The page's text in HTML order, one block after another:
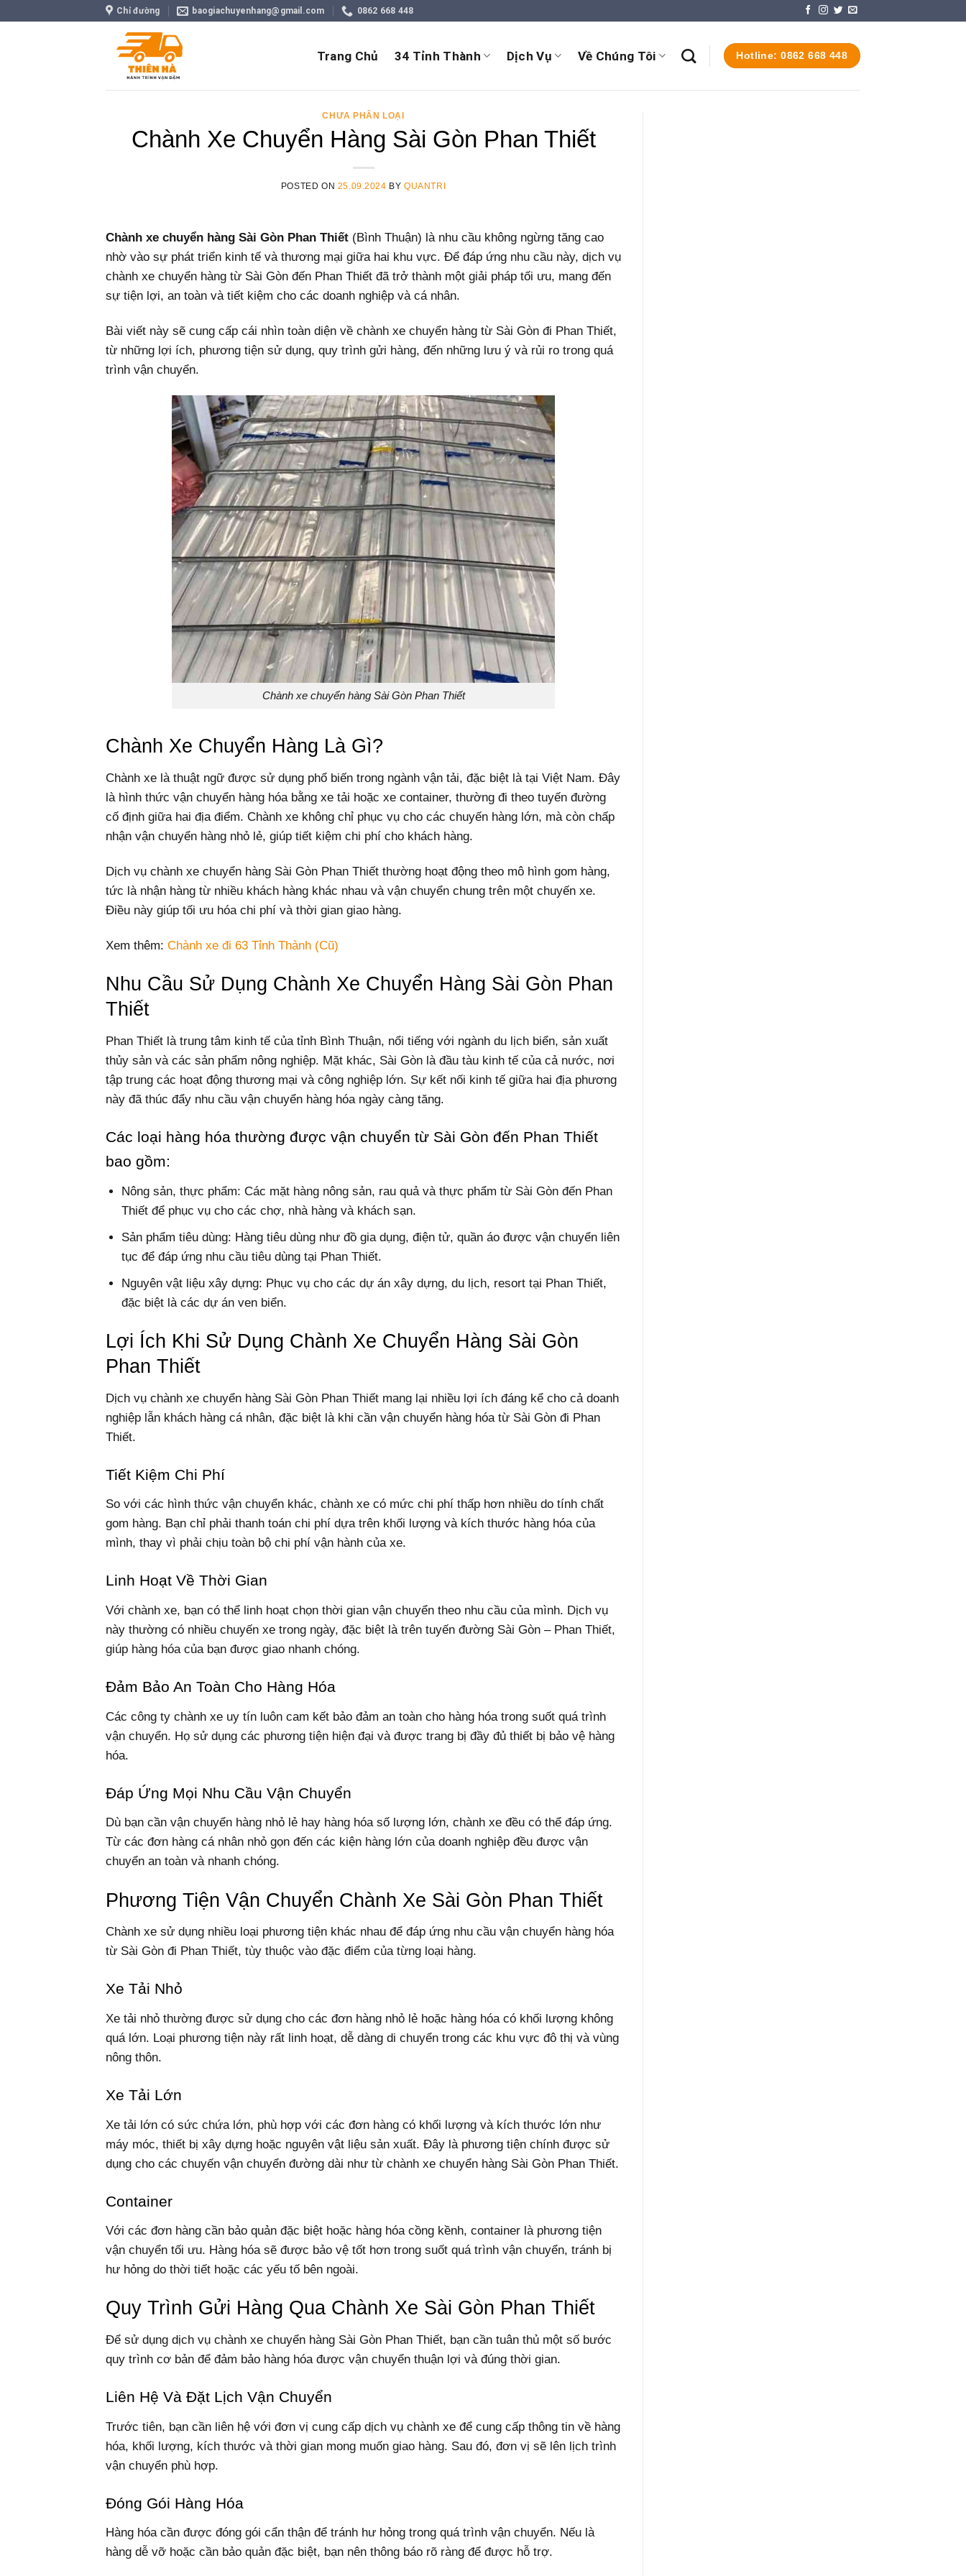
Chỉ đường baogiachuyenhang@gmail.com 0862 668 448
Trang Chủ 34 Tỉnh Thành Dịch Vụ Về Chúng Tôi Hotline: 0862 668 448
CHƯA PHÂN LOẠI
Chành Xe Chuyển Hàng Sài Gòn Phan Thiết
POSTED ON 25.09.2024 BYQUANTRI
Chành xe chuyển hàng Sài Gòn Phan Thiết (Bình Thuận) là nhu cầu không ngừng tăng cao
nhờ vào sự phát triển kinh tế và thương mại giữa hai khu vực. Để đáp ứng nhu cầu này, dịch vụ
chành xe chuyển hàng từ Sài Gòn đến Phan Thiết đã trở thành một giải pháp tối ưu, mang đến
sự tiện lợi, an toàn và tiết kiệm cho các doanh nghiệp và cá nhân.
Bài viết này sẽ cung cấp cái nhìn toàn diện về chành xe chuyển hàng từ Sài Gòn đi Phan Thiết,
từ những lợi ích, phương tiện sử dụng, quy trình gửi hàng, đến những lưu ý và rủi ro trong quá
trình vận chuyển.
Chành xe chuyển hàng Sài Gòn Phan Thiết
Chành Xe Chuyển Hàng Là Gì?
Chành xe là thuật ngữ được sử dụng phổ biến trong ngành vận tải, đặc biệt là tại Việt Nam. Đây
là hình thức vận chuyển hàng hóa bằng xe tải hoặc xe container, thường đi theo tuyến đường
cố định giữa hai địa điểm. Chành xe không chỉ phục vụ cho các chuyến hàng lớn, mà còn chấp
nhận vận chuyển hàng nhỏ lẻ, giúp tiết kiệm chi phí cho khách hàng.
Dịch vụ chành xe chuyển hàng Sài Gòn Phan Thiết thường hoạt động theo mô hình gom hàng,
tức là nhận hàng từ nhiều khách hàng khác nhau và vận chuyển chung trên một chuyến xe.
Điều này giúp tối ưu hóa chi phí và thời gian giao hàng.
Xem thêm: Chành xe đi 63 Tỉnh Thành (Cũ)
Nhu Cầu Sử Dụng Chành Xe Chuyển Hàng Sài Gòn Phan
Thiết
Phan Thiết là trung tâm kinh tế của tỉnh Bình Thuận, nổi tiếng với ngành du lịch biển, sản xuất
thủy sản và các sản phẩm nông nghiệp. Mặt khác, Sài Gòn là đầu tàu kinh tế của cả nước, nơi
tập trung các hoạt động thương mại và công nghiệp lớn. Sự kết nối kinh tế giữa hai địa phương
này đã thúc đẩy nhu cầu vận chuyển hàng hóa ngày càng tăng.
Các loại hàng hóa thường được vận chuyển từ Sài Gòn đến Phan Thiết
bao gồm:
Nông sản, thực phẩm: Các mặt hàng nông sản, rau quả và thực phẩm từ Sài Gòn đến Phan
Thiết để phục vụ cho các chợ, nhà hàng và khách sạn.
Sản phẩm tiêu dùng: Hàng tiêu dùng như đồ gia dụng, điện tử, quần áo được vận chuyển liên
tục để đáp ứng nhu cầu tiêu dùng tại Phan Thiết.
Nguyên vật liệu xây dựng: Phục vụ cho các dự án xây dựng, du lịch, resort tại Phan Thiết,
đặc biệt là các dự án ven biển.
Lợi Ích Khi Sử Dụng Chành Xe Chuyển Hàng Sài Gòn
Phan Thiết
Dịch vụ chành xe chuyển hàng Sài Gòn Phan Thiết mang lại nhiều lợi ích đáng kể cho cả doanh
nghiệp lẫn khách hàng cá nhân, đặc biệt là khi cần vận chuyển hàng hóa từ Sài Gòn đi Phan
Thiết.
Tiết Kiệm Chi Phí
So với các hình thức vận chuyển khác, chành xe có mức chi phí thấp hơn nhiều do tính chất
gom hàng. Bạn chỉ phải thanh toán chi phí dựa trên khối lượng và kích thước hàng hóa của
mình, thay vì phải chịu toàn bộ chi phí vận hành của xe.
Linh Hoạt Về Thời Gian
Với chành xe, bạn có thể linh hoạt chọn thời gian vận chuyển theo nhu cầu của mình. Dịch vụ
này thường có nhiều chuyến xe trong ngày, đặc biệt là trên tuyến đường Sài Gòn – Phan Thiết,
giúp hàng hóa của bạn được giao nhanh chóng.
Đảm Bảo An Toàn Cho Hàng Hóa
Các công ty chành xe uy tín luôn cam kết bảo đảm an toàn cho hàng hóa trong suốt quá trình
vận chuyển. Họ sử dụng các phương tiện hiện đại và được trang bị đầy đủ thiết bị bảo vệ hàng
hóa.
Đáp Ứng Mọi Nhu Cầu Vận Chuyển
Dù bạn cần vận chuyển hàng nhỏ lẻ hay hàng hóa số lượng lớn, chành xe đều có thể đáp ứng.
Từ các đơn hàng cá nhân nhỏ gọn đến các kiện hàng lớn của doanh nghiệp đều được vận
chuyển an toàn và nhanh chóng.
Phương Tiện Vận Chuyển Chành Xe Sài Gòn Phan Thiết
Chành xe sử dụng nhiều loại phương tiện khác nhau để đáp ứng nhu cầu vận chuyển hàng hóa
từ Sài Gòn đi Phan Thiết, tùy thuộc vào đặc điểm của từng loại hàng.
Xe Tải Nhỏ
Xe tải nhỏ thường được sử dụng cho các đơn hàng nhỏ lẻ hoặc hàng hóa có khối lượng không
quá lớn. Loại phương tiện này rất linh hoạt, dễ dàng di chuyển trong các khu vực đô thị và vùng
nông thôn.
Xe Tải Lớn
Xe tải lớn có sức chứa lớn, phù hợp với các đơn hàng có khối lượng và kích thước lớn như
máy móc, thiết bị xây dựng hoặc nguyên vật liệu sản xuất. Đây là phương tiện chính được sử
dụng cho các chuyến vận chuyển đường dài như từ chành xe chuyển hàng Sài Gòn Phan Thiết.
Container
Với các đơn hàng cần bảo quản đặc biệt hoặc hàng hóa cồng kềnh, container là phương tiện
vận chuyển tối ưu. Hàng hóa sẽ được bảo vệ tốt hơn trong suốt quá trình vận chuyển, tránh bị
hư hỏng do thời tiết hoặc các yếu tố bên ngoài.
Quy Trình Gửi Hàng Qua Chành Xe Sài Gòn Phan Thiết
Để sử dụng dịch vụ chành xe chuyển hàng Sài Gòn Phan Thiết, bạn cần tuân thủ một số bước
quy trình cơ bản để đảm bảo hàng hóa được vận chuyển thuận lợi và đúng thời gian.
Liên Hệ Và Đặt Lịch Vận Chuyển
Trước tiên, bạn cần liên hệ với đơn vị cung cấp dịch vụ chành xe để cung cấp thông tin về hàng
hóa, khối lượng, kích thước và thời gian mong muốn giao hàng. Sau đó, đơn vị sẽ lên lịch trình
vận chuyển phù hợp.
Đóng Gói Hàng Hóa
Hàng hóa cần được đóng gói cẩn thận để tránh hư hỏng trong quá trình vận chuyển. Nếu là
hàng dễ vỡ hoặc cần bảo quản đặc biệt, bạn nên thông báo rõ ràng để được hỗ trợ.